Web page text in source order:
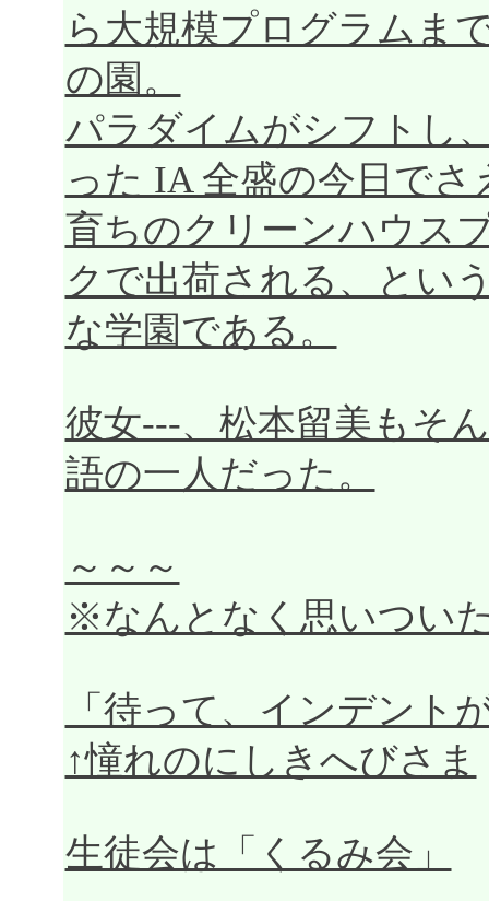
ら大規模プログラムま
の園。
パラダイムがシフトし
った IA 全盛の今日で
育ちのクリーンハウス
クで出荷される、とい
な学園である。
彼女---、松本留美もそ
語の一人だった。
～～～
※なんとなく思いつい
「待って、インデント
↑憧れのにしきへびさま
生徒会は「くるみ会」